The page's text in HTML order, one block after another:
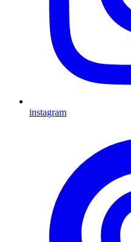
instagram